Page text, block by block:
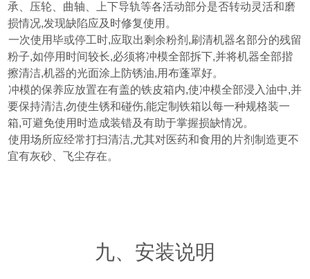
承、压轮、曲轴、上下导轨等各活动部分是否转动灵活和磨
损情况,发现缺陷应及时修复使用。
一次使用毕或停工时,应取出剩余粉剂 ,刷清机器名部分的残留
粉子,如停用时间较长,必须将冲模全部拆下,并将机器全部揩
擦清洁,机器的光面涂上防锈油,用布蓬罩好。
冲模的保养应放置在有盖的铁皮箱内,使冲模全部浸入油中,并
要保持清洁,勿使生锈和碰伤,能定制铁箱以每一种规格装一
箱,可避免使用时造成装错及有助于掌握损缺情况。
使用场所应经常打扫清洁,尤其对医药和食用的片剂制造更不
宜有灰砂、飞尘存在。
九、安装说明